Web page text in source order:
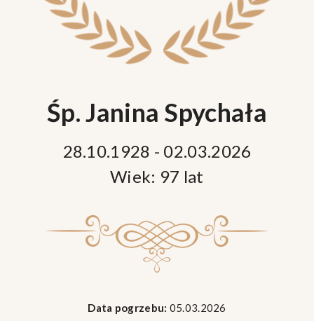
Śp. Janina Spychała
28.10.1928 - 02.03.2026
Wiek: 97 lat
Data pogrzebu: 05.03.2026